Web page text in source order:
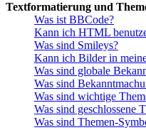
Textformatierung und
Was ist BBCode?
Kann ich HTML
Was sind Smileys?
Kann ich Bilder in
Was sind globale
Was sind
Was sind wichtige
Was sind geschlossene
Was sind Themen-